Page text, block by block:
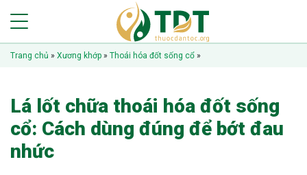
Trang chủ » Xương khớp » Thoái hóa đốt sống cổ »
Lá lốt chữa thoái hóa đốt sống
cổ: Cách dùng đúng để bớt đau
nhức